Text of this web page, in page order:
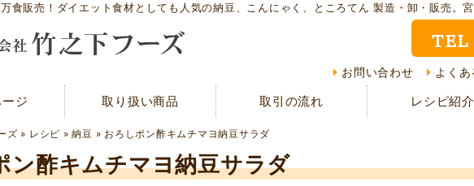
食販売！ダイエット食材としても人気の納豆、こんにゃく、ところてん 製造・卸・販売。
TEL
お問い合わせ よく
ージ 取り扱い商品 取引の流れ レシピ紹介
ズ » レシピ »納豆 » おろしポン酢キムチマヨ納豆サラダ
ン酢キムチマヨ納豆サラダ
レシ
CMギャラリー お客